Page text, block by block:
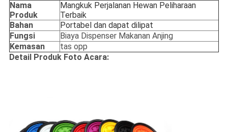
Nama
Produk
Mangkuk Perjalanan Hewan Peliharaan
Terbaik
Bahan
Portabel dan dapat dilipat
Fungsi
Biaya Dispenser Makanan Anjing
Kemasan
tas opp
Detail Produk Foto Acara: